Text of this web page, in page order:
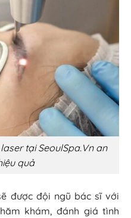
tại SeoulSpa.Vn an
quả
được đội ngũ bác sĩ với
khám, đánh giá tình